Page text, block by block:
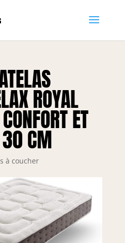
ROYAL
ET
30 CM
à coucher